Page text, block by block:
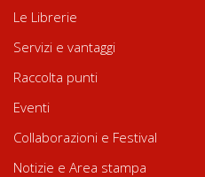
Le Librerie
Servizi e vantaggi
Raccolta punti
Eventi
Collaborazioni e Festival
Notizie e Area stampa